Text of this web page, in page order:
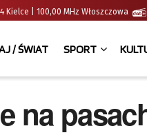
Kielce | 100,00 MHz Włoszczowa
/ ŚWIAT SPORT
na